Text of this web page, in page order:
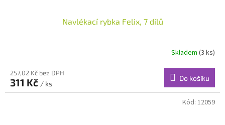
Navlékací rybka Felix, 7 dílů
Skladem (3 ks)
257,02 Kč bez DPH
311 Kč / ks
Do košíku
Kód: 12059